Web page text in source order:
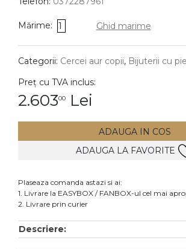
Pandantive
DIAMANTE
Cercei
Accesorii
Mărime: 1 Ghid marime
Categorii: Cercei aur copii, Bijuterii cu
Preț cu TVA inclus:
2.60300 Lei
ADAUGA IN COS
ADAUGA LA FAVORITE
Plaseaza comanda astazi si ai:
1. Livrare la EASYBOX / FANBOX-ul cel mai
2. Livrare prin curier
Descriere: